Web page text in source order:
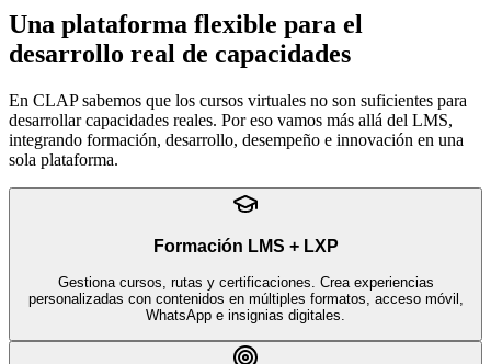
Una plataforma flexible para el
desarrollo real de capacidades
En CLAP sabemos que los cursos virtuales no son suficientes para
desarrollar capacidades reales. Por eso vamos más allá del LMS,
integrando formación, desarrollo, desempeño e innovación en una
sola plataforma.
Formación LMS + LXP
Gestiona cursos, rutas y certificaciones. Crea experiencias
personalizadas con contenidos en múltiples formatos, acceso móvil,
WhatsApp e insignias digitales.